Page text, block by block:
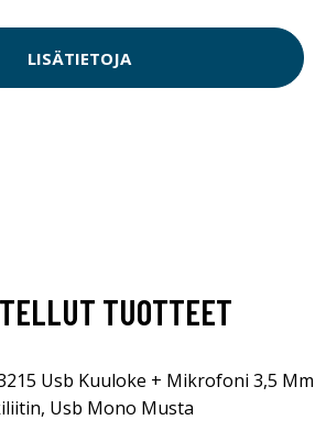
LISÄTIETOJA
TUOTTEET